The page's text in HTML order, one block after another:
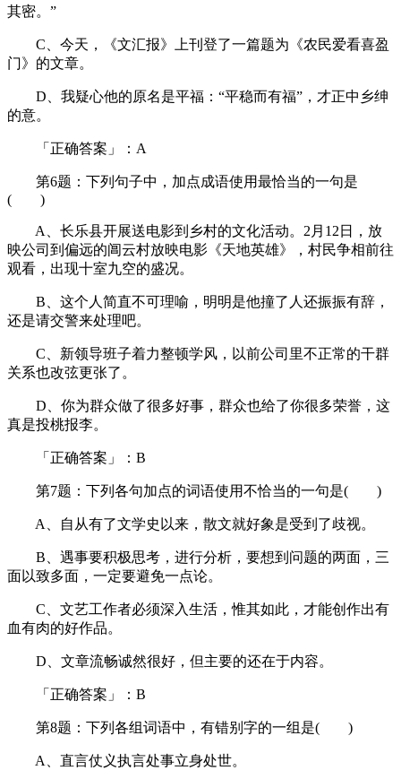
其密。”
C、今天，《文汇报》上刊登了一篇题为《农民爱看喜盈
门》的文章。
D、我疑心他的原名是平福：“平稳而有福”，才正中乡绅
的意。
「正确答案」：A
第6题：下列句子中，加点成语使用最恰当的一句是
( )
A、长乐县开展送电影到乡村的文化活动。2月12日，放
映公司到偏远的阊云村放映电影《天地英雄》，村民争相前往
观看，出现十室九空的盛况。
B、这个人简直不可理喻，明明是他撞了人还振振有辞，
还是请交警来处理吧。
C、新领导班子着力整顿学风，以前公司里不正常的干群
关系也改弦更张了。
D、你为群众做了很多好事，群众也给了你很多荣誉，这
真是投桃报李。
「正确答案」：B
第7题：下列各句加点的词语使用不恰当的一句是( )
A、自从有了文学史以来，散文就好象是受到了歧视。
B、遇事要积极思考，进行分析，要想到问题的两面，三
面以致多面，一定要避免一点论。
C、文艺工作者必须深入生活，惟其如此，才能创作出有
血有肉的好作品。
D、文章流畅诚然很好，但主要的还在于内容。
「正确答案」：B
第8题：下列各组词语中，有错别字的一组是( )
A、直言仗义执言处事立身处世。